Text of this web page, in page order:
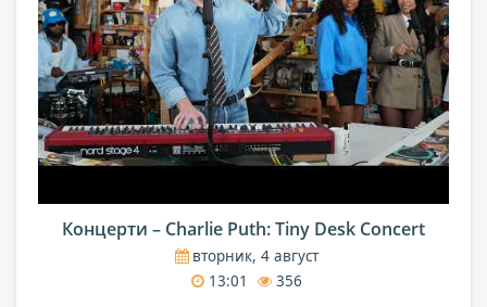
Концерти – Charlie Puth: Tiny Desk Concert
вторник, 4 август
13:01
356